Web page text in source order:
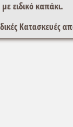
ειδικό καπάκι.
Κατασκευές